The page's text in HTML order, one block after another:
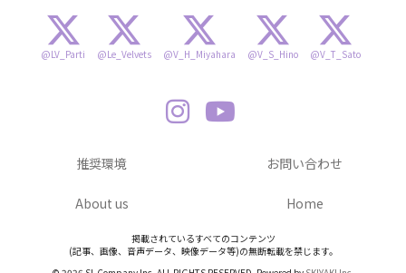
@LV_Parti @Le_Velvets @V_H_Miyahara @V_S_Hino @V_T_Sato
推奨環境 お問い合わせ
About us Home
掲載されているすべてのコンテンツ
(記事、画像、音声データ、映像データ等)の無断転載を禁じます。